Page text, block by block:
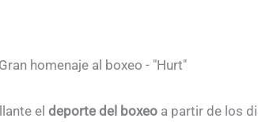
el deporte del boxeo a partir de los